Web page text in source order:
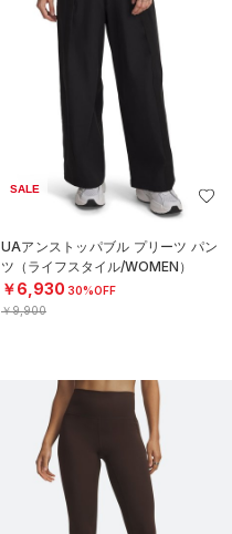
SALE
UAアンストッパブル プリーツ パン
ツ（ライフスタイル/WOMEN）
￥6,930 30%OFF
￥9,900